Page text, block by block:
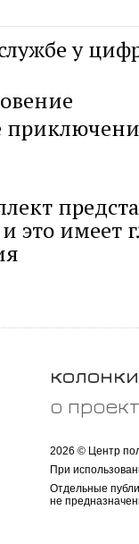
у
это имеет
колонки
о
2026 © Центр
При
Отдельные
не